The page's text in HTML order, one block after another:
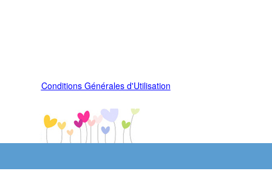
Conditions Générales d'Utilisation